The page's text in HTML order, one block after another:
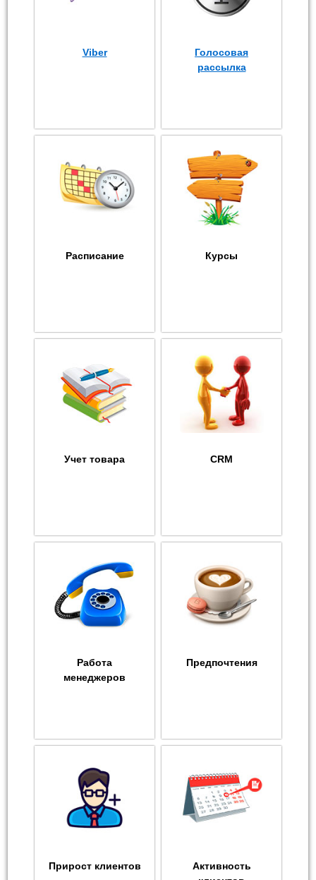
Viber
Голосовая
рассылка
Расписание Курсы
Учет товара CRM
Работа
менеджеров
Предпочтения
Прирост клиентов
Активность